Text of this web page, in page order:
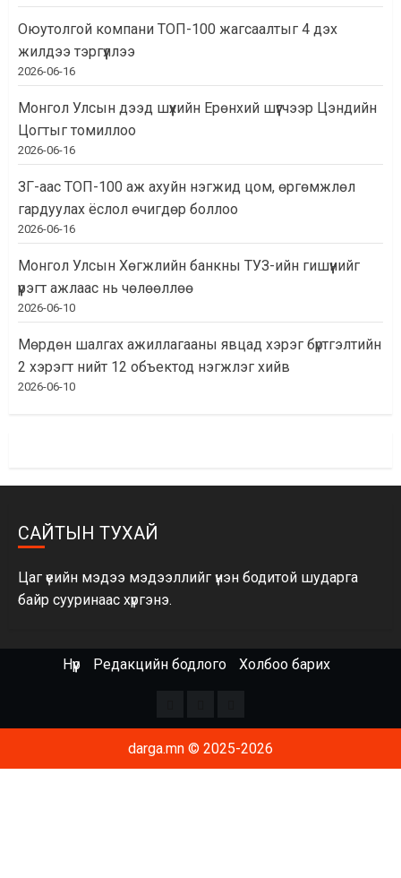
Оюутолгой компани ТОП-100 жагсаалтыг 4 дэх
жилдээ тэргүүллээ
2026-06-16
Монгол Улсын дээд шүүхийн Ерөнхий шүүгчээр Цэндийн
Цогтыг томиллоо
2026-06-16
ЗГ-аас ТОП-100 аж ахуйн нэгжид цом, өргөмжлөл
гардуулах ёслол өчигдөр боллоо
2026-06-16
Монгол Улсын Хөгжлийн банкны ТУЗ-ийн гишүүнийг
үүрэгт ажлаас нь чөлөөллөө
2026-06-10
Мөрдөн шалгах ажиллагааны явцад хэрэг бүртгэлтийн
2 хэрэгт нийт 12 объектод нэгжлэг хийв
2026-06-10
САЙТЫН ТУХАЙ
Цаг үеийн мэдээ мэдээллийг үнэн бодитой шударга
байр сууринаас хүргэнэ.
Нүүр Редакцийн бодлого Холбоо барих
darga.mn © 2025-2026